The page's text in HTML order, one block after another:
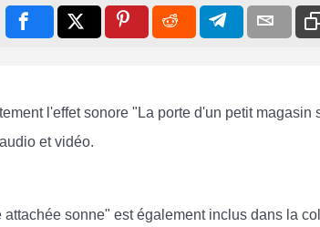
l'effet sonore "La porte d'un petit
et vidéo.
sonne" est également inclus dans la